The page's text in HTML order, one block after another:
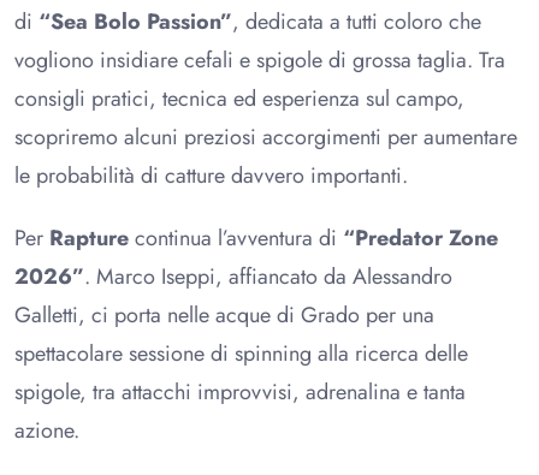
di “Sea Bolo Passion”, dedicata a tutti coloro che
vogliono insidiare cefali e spigole di grossa taglia. Tra
consigli pratici, tecnica ed esperienza sul campo,
scopriremo alcuni preziosi accorgimenti per aumentare
le probabilità di catture davvero importanti.
Per Rapturecontinua l’avventura di “Predator Zone
2026”. Marco Iseppi, affiancato da Alessandro
Galletti, ci porta nelle acque di Grado per una
spettacolare sessione di spinning alla ricerca delle
spigole, tra attacchi improvvisi, adrenalina e tanta
azione.